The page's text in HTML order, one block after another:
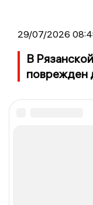
29/07/2026
В
поврежден